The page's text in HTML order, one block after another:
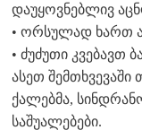
დაუყოვნებლივ
• ორსულად ხართ
• ძუძუთი კვებავთ
ასეთ
ქალებმა,
საშუალებები.